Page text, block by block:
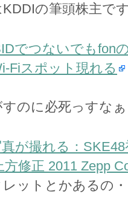
の筆頭株主で
でつないでもfon
Fiスポット現れる
すのに必死っすな
が撮れる：
方修正 2011 Zepp
ットとかあるの